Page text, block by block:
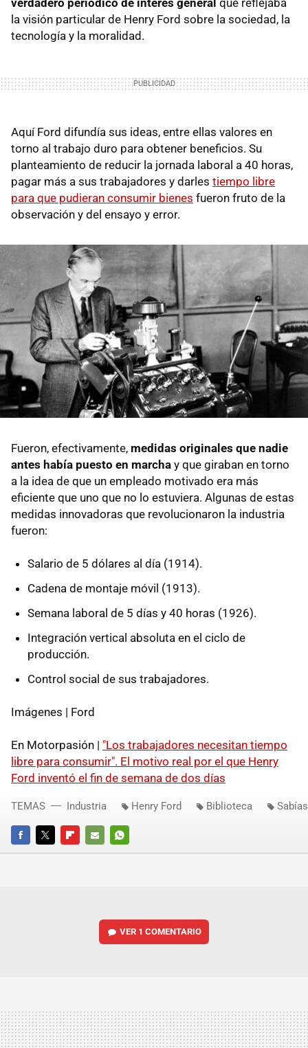
verdadero periódico de interés general que reflejaba
la visión particular de Henry Ford sobre la sociedad, la
tecnología y la moralidad.
Aquí Ford difundía sus ideas, entre ellas valores en
torno al trabajo duro para obtener beneficios. Su
planteamiento de reducir la jornada laboral a 40 horas,
pagar más a sus trabajadores y darles tiempo libre
para que pudieran consumir bienes fueron fruto de la
observación y del ensayo y error.
Fueron, efectivamente, medidas originales que nadie
antes había puesto en marcha y que giraban en torno
a la idea de que un empleado motivado era más
eficiente que uno que no lo estuviera. Algunas de estas
medidas innovadoras que revolucionaron la industria
fueron:
Salario de 5 dólares al día (1914).
Cadena de montaje móvil (1913).
Semana laboral de 5 días y 40 horas (1926).
Integración vertical absoluta en el ciclo de
producción.
Control social de sus trabajadores.
Imágenes | Ford
En Motorpasión | "Los trabajadores necesitan tiempo
libre para consumir". El motivo real por el que Henry
Ford inventó el fin de semana de dos días
FACEBOOKTWITTERFLIPBOARD
E-
WHATSAPP
TEMAS Industria Henry Ford Biblioteca
VER 1 COMENTARIO